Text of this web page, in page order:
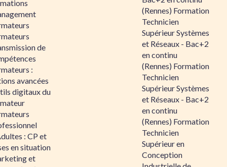
de
:
avancées
digitaux du
: CP et
en situation
et
(Rennes) Formation
Technicien
Supérieur Systèmes
et Réseaux - Bac+2
en continu
(Rennes) Formation
Technicien
Supérieur Systèmes
et Réseaux - Bac+2
en continu
(Rennes) Formation
Technicien
Supérieur en
Conception